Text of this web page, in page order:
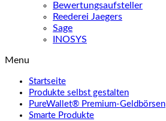
Bewertungsaufsteller
Reederei Jaegers
Sage
INOSYS
Menu
Startseite
Produkte selbst gestalten
PureWallet® Premium-Geldbörsen
Smarte Produkte